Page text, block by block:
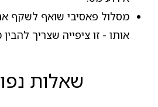
מסלול פאסיבי שואף לשקף
אותו - זו ציפייה שצריך
שאלות